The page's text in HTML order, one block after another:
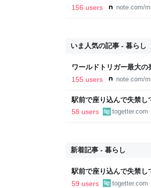
156 users
note.com/
いま人気の記事 - 暮らし
ワールドトリガー最大
155 users
note.com/
駅前で座り込んで失禁し
警察と救急を呼んでそば
るんですか！？」とスマ
58 users togetter.com
新着記事 - 暮らし
駅前で座り込んで失禁し
警察と救急を呼んでそば
59 users togetter.com